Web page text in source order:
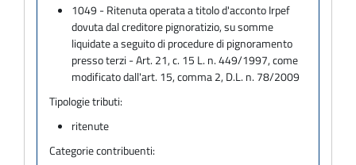
1049 - Ritenuta operata a titolo d'acconto Irpef
dovuta dal creditore pignoratizio, su somme
liquidate a seguito di procedure di pignoramento
presso terzi - Art. 21, c. 15 L. n. 449/1997, come
modificato dall'art. 15, comma 2, D.L. n. 78/2009
Tipologie tributi:
ritenute
Categorie contribuenti: